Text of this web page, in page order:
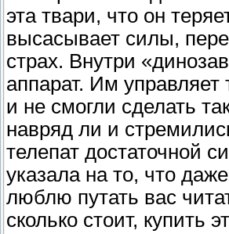
эта твари, что он
высасывает силы,
страх. Внутри
аппарат. Им управляет
и не смогли сделать
навряд ли и
телепат достаточной
указала на то, что
люблю путать вас
сколько стоит, купить